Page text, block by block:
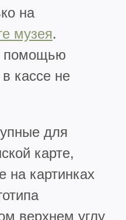
на
музея.
помощью
кассе не
для
карте,
на картинках
верхнем углу